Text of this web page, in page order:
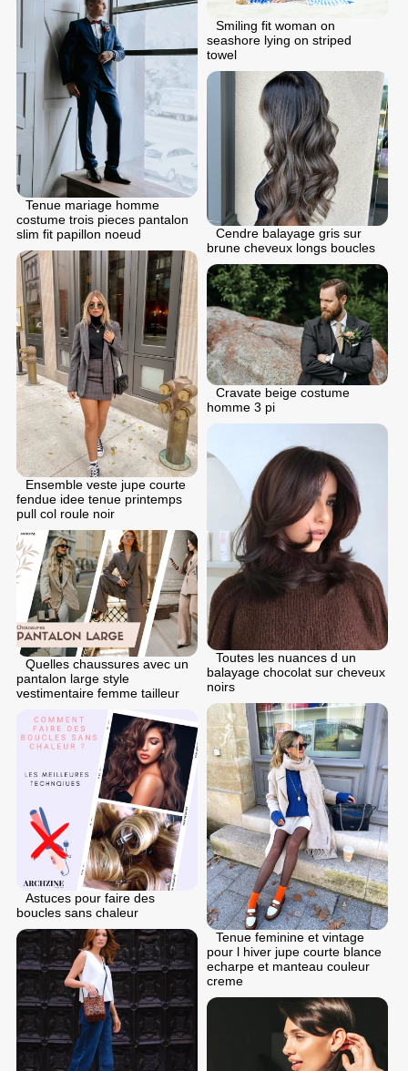
Smiling fit woman on
seashore lying on striped
towel
Tenue mariage homme
costume trois pieces pantalon
slim fit papillon noeud
Cendre balayage gris sur
brune cheveux longs boucles
Ensemble veste jupe courte
fendue idee tenue printemps
pull col roule noir
Cravate beige costume
homme 3 pi
Toutes les nuances d un
balayage chocolat sur cheveux
noirs
Quelles chaussures avec un
pantalon large style
vestimentaire femme tailleur
Tenue feminine et vintage
pour l hiver jupe courte blance
echarpe et manteau couleur
creme
Astuces pour faire des
boucles sans chaleur